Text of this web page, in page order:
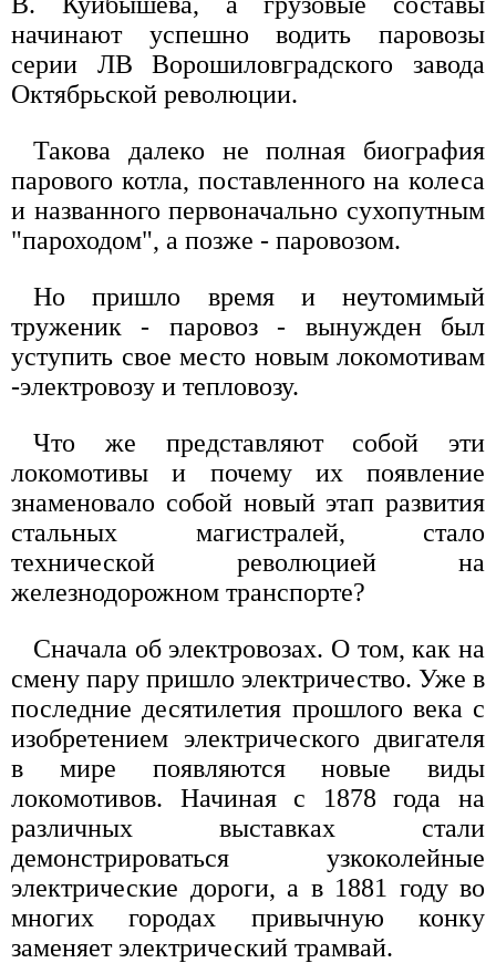
начинают успешно водить паровозы
серии ЛВ Ворошиловградского завода
Октябрьской революции.
Такова далеко не полная биография
парового котла, поставленного на колеса
и названного первоначально сухопутным
"пароходом", а позже - паровозом.
Но пришло время и неутомимый
труженик - паровоз - вынужден был
уступить свое место новым локомотивам
-электровозу и тепловозу.
Что же представляют собой эти
локомотивы и почему их появление
знаменовало собой новый этап развития
стальных магистралей, стало
технической революцией на
железнодорожном транспорте?
Сначала об электровозах. О том, как на
смену пару пришло электричество. Уже в
последние десятилетия прошлого века с
изобретением электрического двигателя
в мире появляются новые виды
локомотивов. Начиная с 1878 года на
различных выставках стали
демонстрироваться узкоколейные
электрические дороги, а в 1881 году во
многих городах привычную конку
заменяет электрический трамвай.